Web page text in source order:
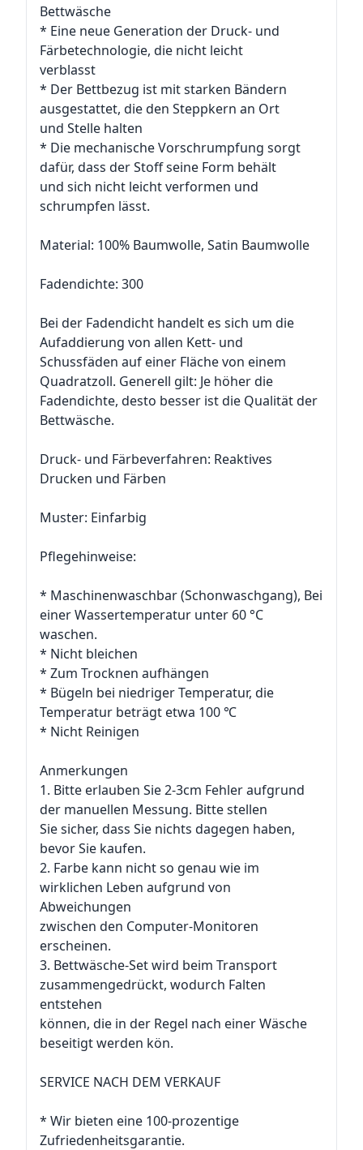
Bettwäsche
* Eine neue Generation der Druck- und
Färbetechnologie, die nicht leicht
verblasst
* Der Bettbezug ist mit starken Bändern
ausgestattet, die den Steppkern an Ort
und Stelle halten
* Die mechanische Vorschrumpfung sorgt
dafür, dass der Stoff seine Form behält
und sich nicht leicht verformen und
schrumpfen lässt.
Material: 100% Baumwolle, Satin Baumwolle
Fadendichte: 300
Bei der Fadendicht handelt es sich um die
Aufaddierung von allen Kett- und
Schussfäden auf einer Fläche von einem
Quadratzoll. Generell gilt: Je höher die
Fadendichte, desto besser ist die Qualität der
Bettwäsche.
Druck- und Färbeverfahren: Reaktives
Drucken und Färben
Muster: Einfarbig
Pflegehinweise:
* Maschinenwaschbar (Schonwaschgang), Bei
einer Wassertemperatur unter 60 °C
waschen.
* Nicht bleichen
* Zum Trocknen aufhängen
* Bügeln bei niedriger Temperatur, die
Temperatur beträgt etwa 100 ℃
* Nicht Reinigen
Anmerkungen
1. Bitte erlauben Sie 2-3cm Fehler aufgrund
der manuellen Messung. Bitte stellen
Sie sicher, dass Sie nichts dagegen haben,
bevor Sie kaufen.
2. Farbe kann nicht so genau wie im
wirklichen Leben aufgrund von
Abweichungen
zwischen den Computer-Monitoren
erscheinen.
3. Bettwäsche-Set wird beim Transport
zusammengedrückt, wodurch Falten
entstehen
können, die in der Regel nach einer Wäsche
beseitigt werden kön.
SERVICE NACH DEM VERKAUF
* Wir bieten eine 100-prozentige
Zufriedenheitsgarantie.